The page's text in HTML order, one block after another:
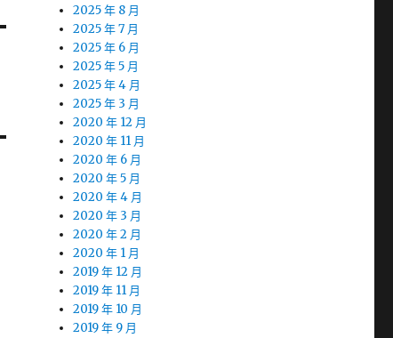
2025 年 8 月
2025 年 7 月
2025 年 6 月
2025 年 5 月
2025 年 4 月
2025 年 3 月
2020 年 12 月
2020 年 11 月
2020 年 6 月
2020 年 5 月
2020 年 4 月
2020 年 3 月
2020 年 2 月
2020 年 1 月
2019 年 12 月
2019 年 11 月
2019 年 10 月
2019 年 9 月